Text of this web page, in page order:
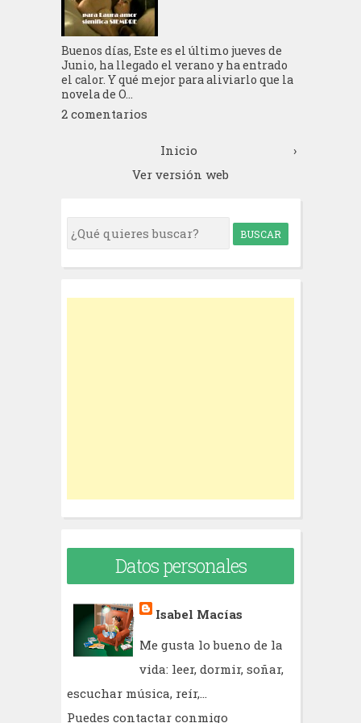
Buenos días, Este es el último jueves de
Junio, ha llegado el verano y ha entrado
el calor. Y qué mejor para aliviarlo que la
novela de O...
2 comentarios
›
Inicio
Ver versión web
S
e
r
Datos personales
Isabel Macías
Me gusta lo bueno de la
vida: leer, dormir, soñar,
escuchar música, reír,...
Puedes contactar conmigo